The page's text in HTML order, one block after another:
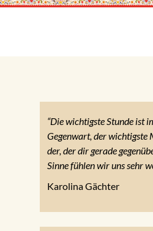
“Die wichtigste Stunde ist
Gegenwart, der wichtigste
der, der dir gerade
Sinne fühlen wir uns sehr
Karolina Gächter